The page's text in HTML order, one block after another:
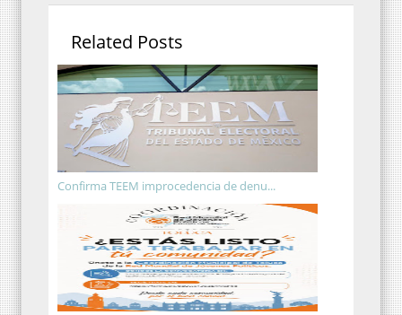
Related Posts
Confirma TEEM improcedencia de denu...